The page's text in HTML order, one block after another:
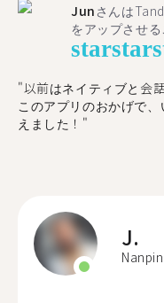
Jun さんは
をアップさせる
starstar
"以前はネイティブと会
このアプリのおかげで
えました！"
J.